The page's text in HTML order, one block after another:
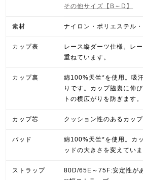
その他サイズ【B～D】
素材 ナイロン・ポリエステル
カップ表
レース縦ダーツ仕様。レ
重ねています。
カップ裏
綿100%天竺*を使用。吸
りです。カップ脇裏に伸
トの横広がりを防ぎます。
カップ芯 クッション性のあるカップ
パッド
綿100%天竺*を使用。カ
ッドの大きさを変えていま
ストラップ
80D/65E～75F:安定性が